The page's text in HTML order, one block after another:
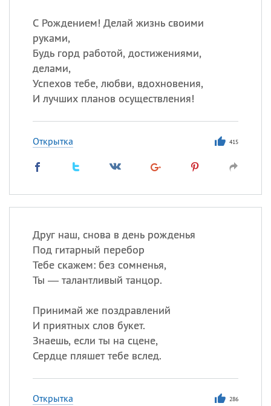
С Рождением! Делай жизнь своими
руками,
Будь горд работой, достижениями,
делами,
Успехов тебе, любви, вдохновения,
И лучших планов осуществления!
Открытка 415
Друг наш, снова в день рожденья
Под гитарный перебор
Тебе скажем: без сомненья,
Ты — талантливый танцор.
Принимай же поздравлений
И приятных слов букет.
Знаешь, если ты на сцене,
Сердце пляшет тебе вслед.
Открытка 286